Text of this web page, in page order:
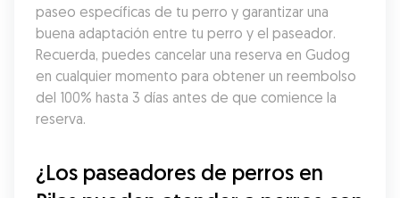
paseo específicas de tu perro y garantizar una
buena adaptación entre tu perro y el paseador.
Recuerda, puedes cancelar una reserva en Gudog
en cualquier momento para obtener un reembolso
del 100% hasta 3 días antes de que comience la
reserva.
¿Los paseadores de perros en